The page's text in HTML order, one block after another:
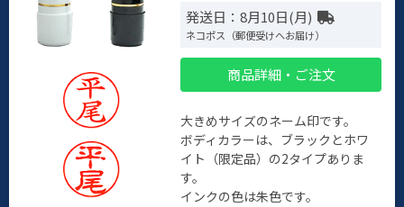
発送日：8月10日(月)
ネコポス（郵便受けへお届け）
商品詳細・ご注文
大きめサイズのネーム印です。
ボディカラーは、ブラックとホワ
イト（限定品）の2タイプありま
す。
インクの色は朱色です。